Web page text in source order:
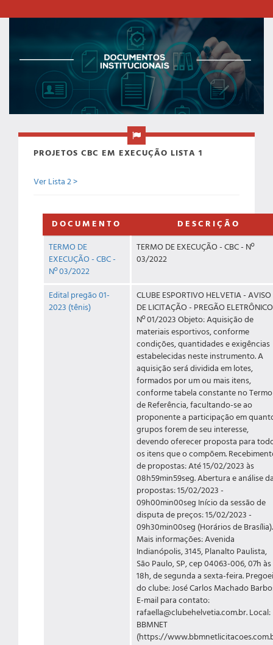
PROJETOS CBC EM EXECUÇÃO LISTA 1
Ver Lista 2 >
DOCUMENTO DESCRIÇÃO
TERMO DE
EXECUÇÃO - CBC -
Nº 03/2022
TERMO DE EXECUÇÃO - CBC - Nº
03/2022
Edital pregão 01-
2023 (tênis)
CLUBE ESPORTIVO HELVETIA - AVISO
DE LICITAÇÃO - PREGÃO ELETRÔNICO
Nº 01/2023 Objeto: Aquisição de
materiais esportivos, conforme
condições, quantidades e exigências
estabelecidas neste instrumento. A
aquisição será dividida em lotes,
formados por um ou mais itens,
conforme tabela constante no Termo
de Referência, facultando-se ao
proponente a participação em
grupos forem de seu interesse,
devendo oferecer proposta para
os itens que o compõem.
de propostas: Até 15/02/2023 às
08h59min59seg. Abertura e análise
propostas: 15/02/2023 -
09h00min00seg Início da sessão de
disputa de preços: 15/02/2023 -
09h30min00seg (Horários de Brasília).
Mais informações: Avenida
Indianópolis, 3145, Planalto Paulista,
São Paulo, SP, cep 04063-006, 07h às
18h, de segunda a sexta-feira.
do clube: José Carlos Machado
E-mail para contato:
rafaella@clubehelvetia.com.br. Local:
BBMNET
(https://